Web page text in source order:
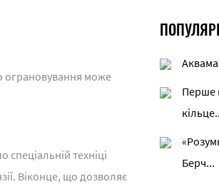
ограновування може
техніці
Віконце, що дозволяє
Перше
Берч...